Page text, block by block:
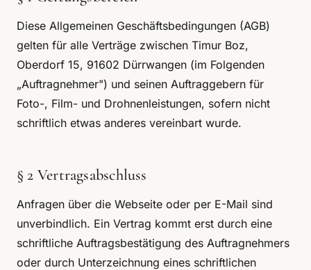
Diese Allgemeinen Geschäftsbedingungen (AGB)
gelten für alle Verträge zwischen Timur Boz,
Oberdorf 15, 91602 Dürrwangen (im Folgenden
„Auftragnehmer") und seinen Auftraggebern für
Foto-, Film- und Drohnenleistungen, sofern nicht
schriftlich etwas anderes vereinbart wurde.
§ 2 Vertragsabschluss
Anfragen über die Webseite oder per E-Mail sind
unverbindlich. Ein Vertrag kommt erst durch eine
schriftliche Auftragsbestätigung des Auftragnehmers
oder durch Unterzeichnung eines schriftlichen